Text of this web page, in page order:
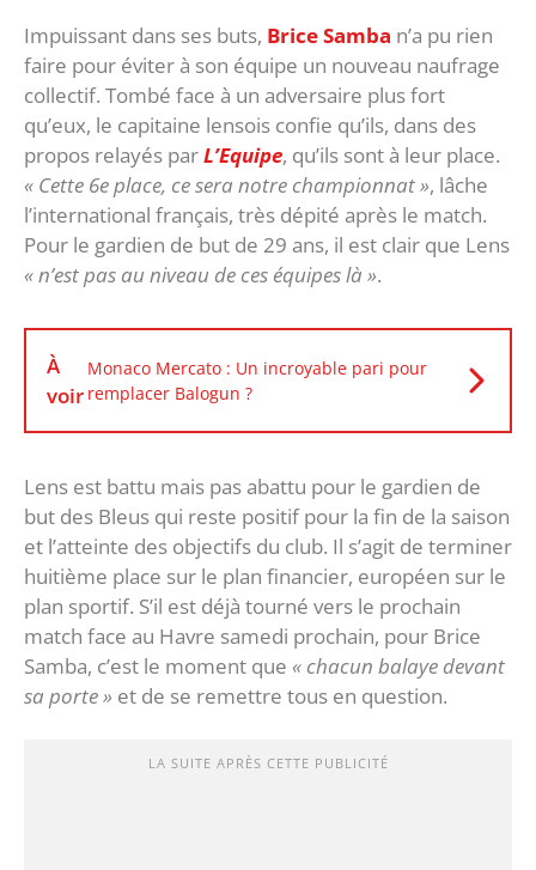
Impuissant dans ses buts, Brice Samba n’a pu rien
faire pour éviter à son équipe un nouveau naufrage
collectif. Tombé face à un adversaire plus fort
qu’eux, le capitaine lensois confie qu’ils, dans des
propos relayés parL’Equipe, qu’ils sont à leur place.
« Cette 6e place, ce sera notre championnat », lâche
l’international français, très dépité après le match.
Pour le gardien de but de 29 ans, il est clair que Lens
« n’est pas au niveau de ces équipes là ».
À
voir
Monaco Mercato : Un incroyable pari pour
remplacer Balogun ?
Lens est battu mais pas abattu pour le gardien de
but des Bleus qui reste positif pour la fin de la saison
et l’atteinte des objectifs du club. Il s’agit de terminer
huitième place sur le plan financier, européen sur le
plan sportif. S’il est déjà tourné vers le prochain
match face au Havre samedi prochain, pour Brice
Samba, c’est le moment que « chacun balaye devant
sa porte » et de se remettre tous en question.
LA SUITE APRÈS CETTE PUBLICITÉ